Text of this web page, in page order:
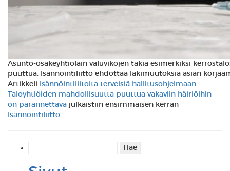
Asunto-osakeyhtiölain valuvikojen takia esimerkiksi
puuttua. Isännöintiliitto ehdottaa lakimuutoksia asian
Artikkeli
Isännöintiliitolta terveisiä hallitusohjelmaan:
Taloyhtiöiden mahdollisuutta puuttua vakaviin häiriöihin
on parannettava julkaistiin ensimmäisen kerran
Isännöintiliitto.